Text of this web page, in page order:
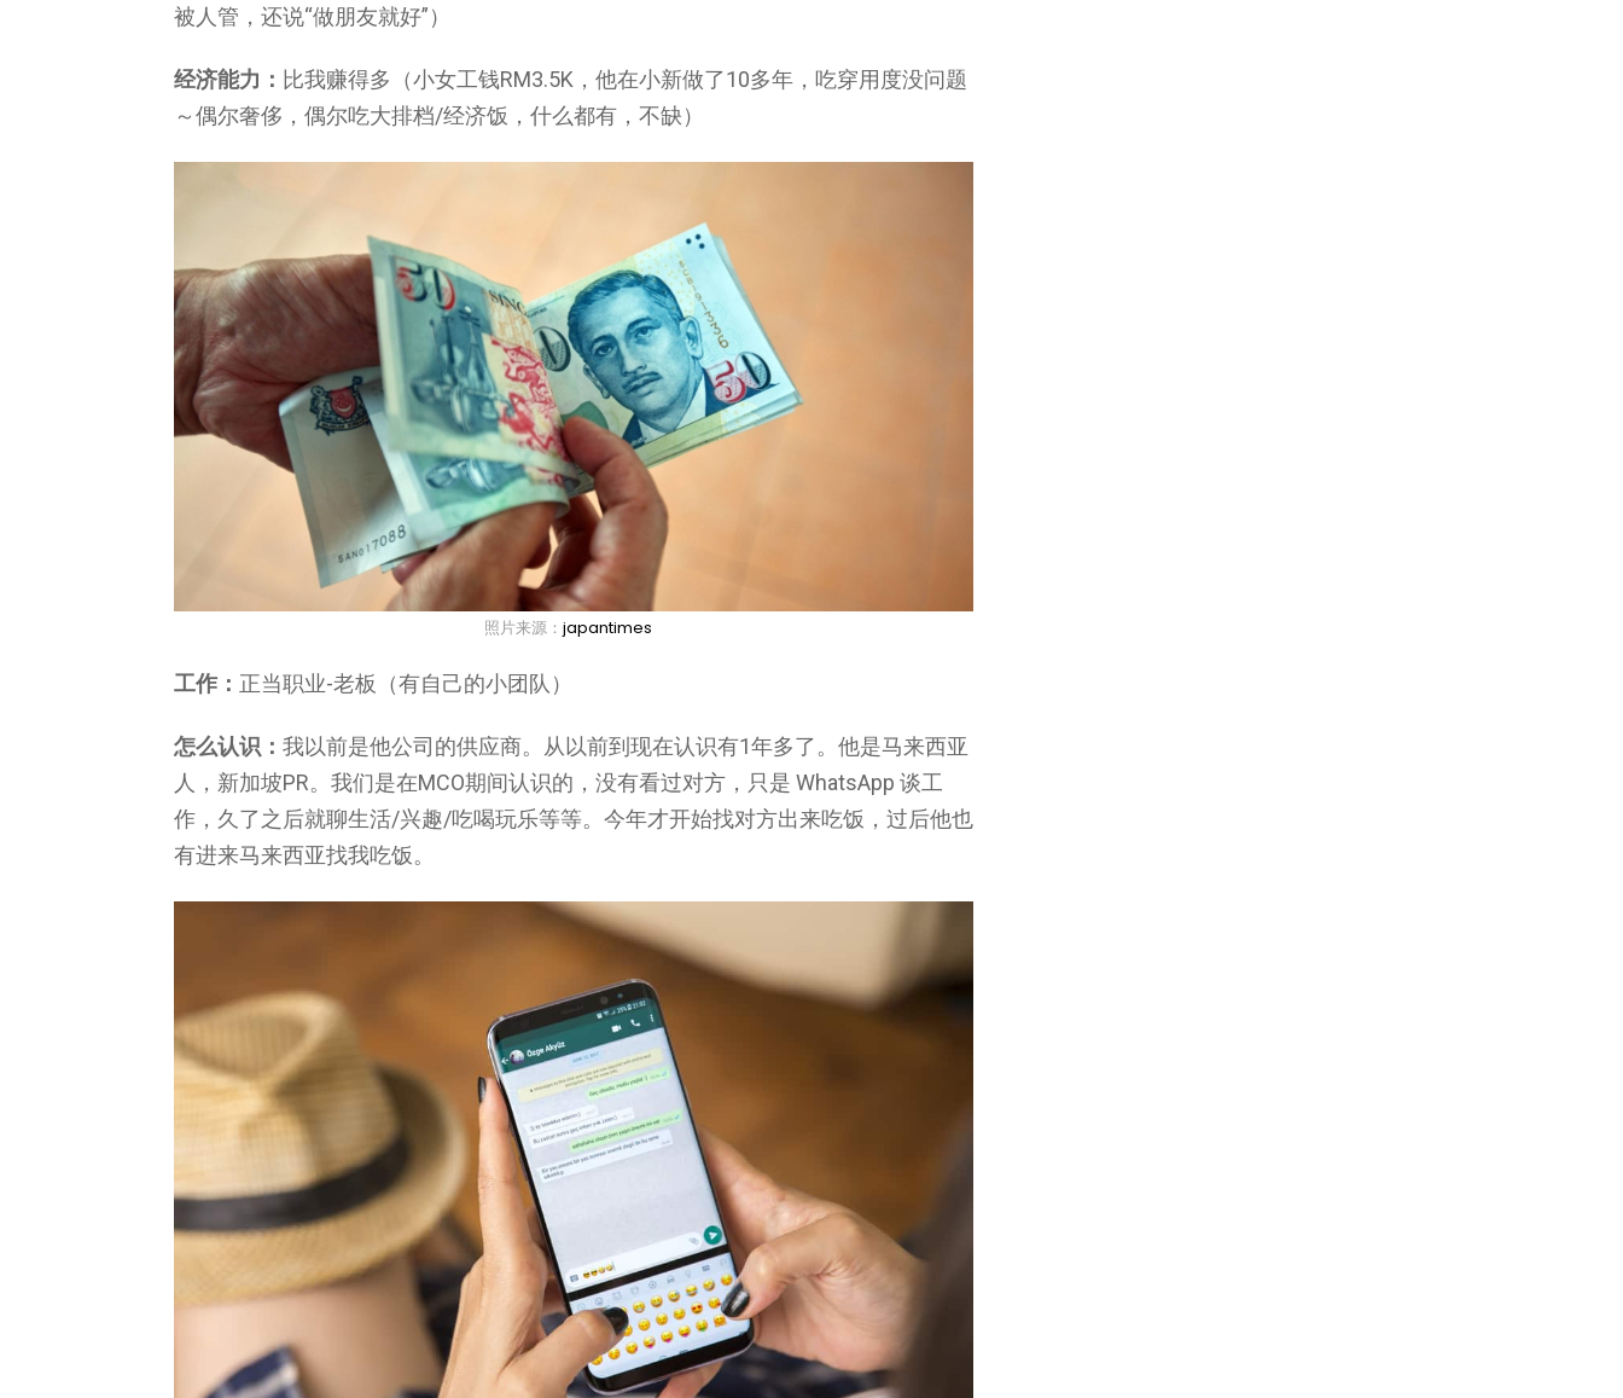
被人管，还说“做朋友就好”）
经济能力： 比我赚得多（小女工钱RM3.5K，他在小新做了10多年，吃穿用度没问题
～偶尔奢侈，偶尔吃大排档/经济饭，什么都有，不缺）
照片来源： japantimes
工作： 正当职业-老板（有自己的小团队）
怎么认识： 我以前是他公司的供应商。从以前到现在认识有1年多了。他是马来西亚
人，新加坡PR。我们是在MCO期间认识的，没有看过对方，只是 WhatsApp 谈工
作，久了之后就聊生活/兴趣/吃喝玩乐等等。今年才开始找对方出来吃饭，过后他也
有进来马来西亚找我吃饭。